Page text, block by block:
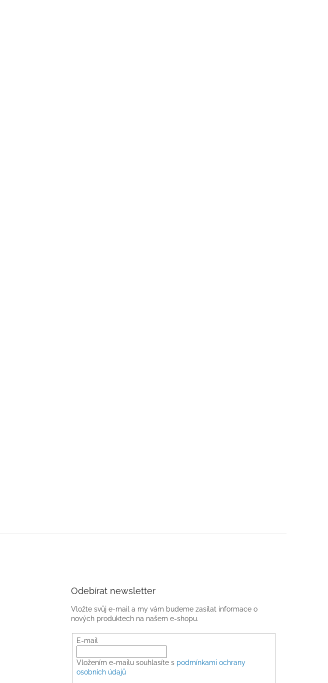
Odebírat newsletter
Vložte svůj e-mail a my vám budeme zasílat informace o
nových produktech na našem e-shopu.
E-mail
Vložením e-mailu souhlasíte s podmínkami ochrany
osobních údajů